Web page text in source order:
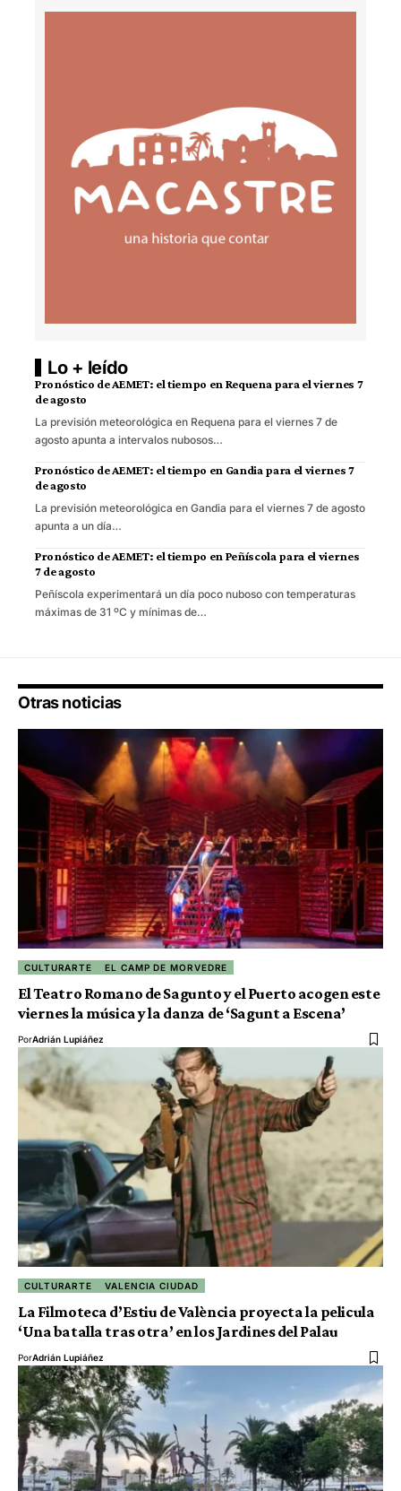
Lo + leído
Pronóstico de AEMET: el tiempo en Requena para el viernes 7
de agosto
La previsión meteorológica en Requena para el viernes 7 de
agosto apunta a intervalos nubosos…
Pronóstico de AEMET: el tiempo en Gandia para el viernes 7
de agosto
La previsión meteorológica en Gandia para el viernes 7 de agosto
apunta a un día…
Pronóstico de AEMET: el tiempo en Peñíscola para el viernes
7 de agosto
Peñíscola experimentará un día poco nuboso con temperaturas
máximas de 31 ºC y mínimas de…
Otras noticias
CULTURARTE EL CAMP DE MORVEDRE
El Teatro Romano de Sagunto y el Puerto acogen este
viernes la música y la danza de ‘Sagunt a Escena’
PorAdrián Lupiáñez
CULTURARTE VALENCIA CIUDAD
La Filmoteca d’Estiu de València proyecta la pelicula
‘Una batalla tras otra’ en los Jardines del Palau
PorAdrián Lupiáñez